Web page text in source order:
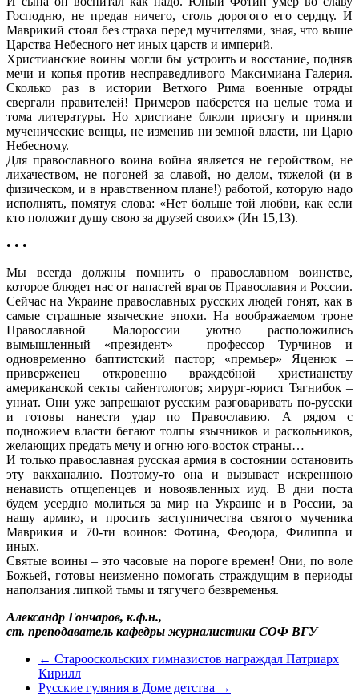
Господню, не предав ничего, столь дорогого его сердцу. И
Маврикий стоял без страха перед мучителями, зная, что выше
Царства Небесного нет иных царств и империй.
Христианские воины могли бы устроить и восстание, подняв
мечи и копья против несправедливого Максимиана Галерия.
Сколько раз в истории Ветхого Рима военные отряды
свергали правителей! Примеров наберется на целые тома и
тома литературы. Но христиане блюли присягу и приняли
мученические венцы, не изменив ни земной власти, ни Царю
Небесному.
Для православного воина война является не геройством, не
лихачеством, не погоней за славой, но делом, тяжелой (и в
физическом, и в нравственном плане!) работой, которую надо
исполнять, помятуя слова: «Нет больше той любви, как если
кто положит душу свою за друзей своих» (Ин 15,13).
• • •
Мы всегда должны помнить о православном воинстве,
которое блюдет нас от напастей врагов Православия и России.
Сейчас на Украине православных русских людей гонят, как в
самые страшные языческие эпохи. На воображаемом троне
Православной Малороссии уютно расположились
вымышленный «президент» – профессор Турчинов и
одновременно баптистский пастор; «премьер» Яценюк –
приверженец откровенно враждебной христианству
американской секты сайентологов; хирург-юрист Тягнибок –
униат. Они уже запрещают русским разговаривать по-русски
и готовы нанести удар по Православию. А рядом с
подножием власти бегают толпы язычников и раскольников,
желающих предать мечу и огню юго-восток страны…
И только православная русская армия в состоянии остановить
эту вакханалию. Поэтому-то она и вызывает искреннюю
ненависть отщепенцев и новоявленных иуд. В дни поста
будем усердно молиться за мир на Украине и в России, за
нашу армию, и просить заступничества святого мученика
Маврикия и 70-ти воинов: Фотина, Феодора, Филиппа и
иных.
Святые воины – это часовые на пороге времен! Они, по воле
Божьей, готовы неизменно помогать страждущим в периоды
наползания липкой тьмы и тягучего безвременья.
Александр Гончаров, к.ф.н.,
ст. преподаватель кафедры журналистики СОФ ВГУ
← Старооскольских гимназистов награждал Патриарх
Кирилл
Русские гуляния в Доме детства →